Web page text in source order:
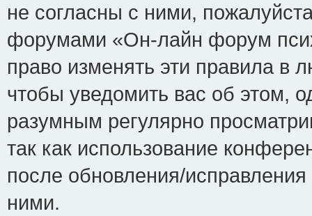
не согласны с ними,
форумами «Он-лайн форум
право изменять эти правила в
чтобы уведомить вас об этом,
разумным регулярно
так как использование
после обновления/
ними.